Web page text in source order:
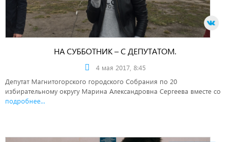
НА СУББОТНИК – С ДЕПУТАТОМ.
4 мая 2017, 8:45
Депутат Магнитогорского городского Собрания по 20
избирательному округу Марина Александровна Сергеева вместе со
подробнее...